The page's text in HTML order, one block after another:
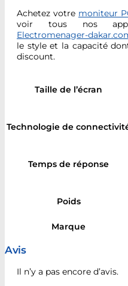
Achetez votre moniteur
voir tous nos
Electromenager-
le style et la capacité
discount.
Taille de l’écran
Technologie de
Temps de réponse
Poids
Marque
Avis
Il n’y a pas encore d’avis.